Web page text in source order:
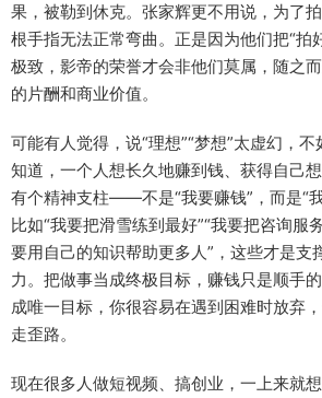
果，被勒到休克。张家辉更不用说，为了
根手指无法正常弯曲。正是因为他们把“拍
极致，影帝的荣誉才会非他们莫属，随之
的片酬和商业价值。
可能有人觉得，说“理想”“梦想”太虚幻，
知道，一个人想长久地赚到钱、获得自己
有个精神支柱——不是“我要赚钱”，而是“我
比如“我要把滑雪练到最好”“我要把咨询服
要用自己的知识帮助更多人”，这些才是支
力。把做事当成终极目标，赚钱只是顺手
成唯一目标，你很容易在遇到困难时放弃
走歪路。
现在很多人做短视频、搞创业，一上来就